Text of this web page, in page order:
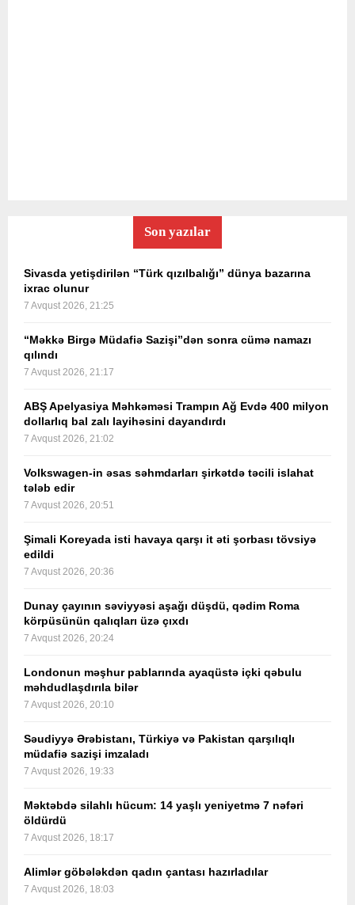
Son yazılar
Sivasda yetişdirilən “Türk qızılbalığı” dünya bazarına
ixrac olunur
7 Avqust 2026, 21:25
“Məkkə Birgə Müdafiə Sazişi”dən sonra cümə namazı
qılındı
7 Avqust 2026, 21:17
ABŞ Apelyasiya Məhkəməsi Trampın Ağ Evdə 400 milyon
dollarlıq bal zalı layihəsini dayandırdı
7 Avqust 2026, 21:02
Volkswagen-in əsas səhmdarları şirkətdə təcili islahat
tələb edir
7 Avqust 2026, 20:51
Şimali Koreyada isti havaya qarşı it əti şorbası tövsiyə
edildi
7 Avqust 2026, 20:36
Dunay çayının səviyyəsi aşağı düşdü, qədim Roma
körpüsünün qalıqları üzə çıxdı
7 Avqust 2026, 20:24
Londonun məşhur pablarında ayaqüstə içki qəbulu
məhdudlaşdırıla bilər
7 Avqust 2026, 20:10
Səudiyyə Ərəbistanı, Türkiyə və Pakistan qarşılıqlı
müdafiə sazişi imzaladı
7 Avqust 2026, 19:33
Məktəbdə silahlı hücum: 14 yaşlı yeniyetmə 7 nəfəri
öldürdü
7 Avqust 2026, 18:17
Alimlər göbələkdən qadın çantası hazırladılar
7 Avqust 2026, 18:03